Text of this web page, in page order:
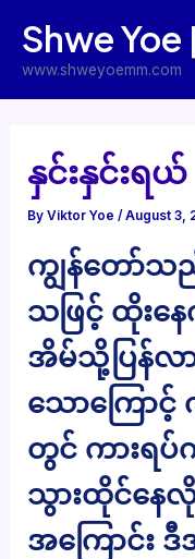
content
Shwe
www.shweyoemm.com
နှင်းနှင်းရယ်
ByViktor Yoe/August 3,
ကျွန်တော်သ
သဖြင့် ထိုးန
အိမ်သို့ပြန်လ
သောကြော
တွင် ကားရပ်
သွားထိုင်န
အကြောင်း ဒီ